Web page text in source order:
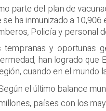
parte del plan de
se ha inmunizado a
Policía y personal
tempranas y oportunas
han logrado que
cuando en el mundo
el último balance
países con los